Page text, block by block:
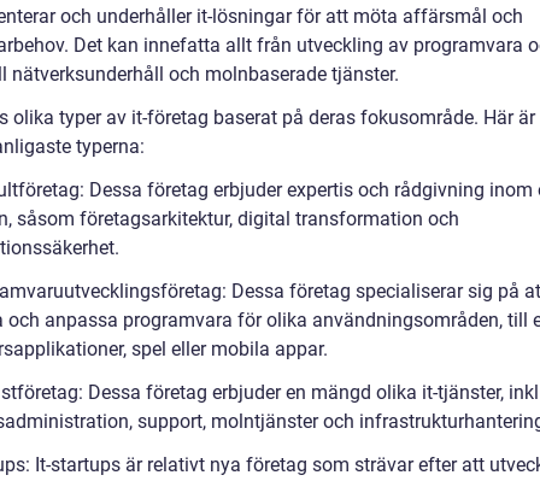
och underhåller it-lösningar för att möta affärsmål och
Det kan innefatta allt från utveckling av programvara
nätverksunderhåll och molnbaserade tjänster.
olika typer av it-företag baserat på deras fokusområde. Här är
typerna:
Dessa företag erbjuder expertis och rådgivning inom
såsom företagsarkitektur, digital transformation och
Dessa företag specialiserar sig på
och anpassa programvara för olika användningsområden, till
spel eller mobila appar.
Dessa företag erbjuder en mängd olika it-tjänster,
support, molntjänster och
It-startups är relativt nya företag som strävar efter att